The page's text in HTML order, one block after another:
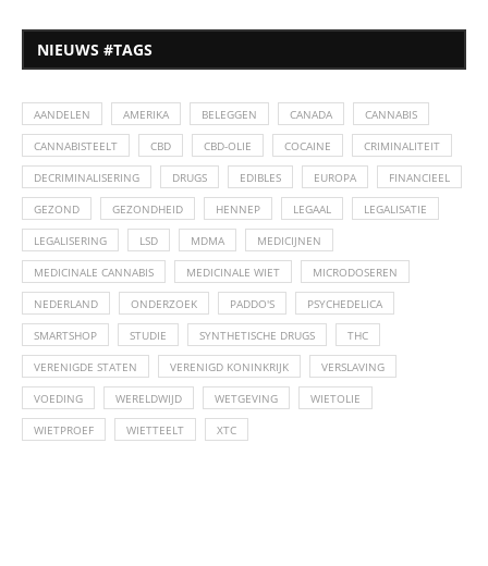
NIEUWS #TAGS
AANDELEN AMERIKA BELEGGEN CANADA CANNABIS
CANNABISTEELT CBD CBD-OLIE COCAINE CRIMINALITEIT
DECRIMINALISERING DRUGS EDIBLES EUROPA FINANCIEEL
GEZOND GEZONDHEID HENNEP LEGAAL LEGALISATIE
LEGALISERING LSD MDMA MEDICIJNEN
MEDICINALE CANNABIS MEDICINALE WIET MICRODOSEREN
NEDERLAND ONDERZOEK PADDO'S PSYCHEDELICA
SMARTSHOP STUDIE SYNTHETISCHE DRUGS THC
VERENIGDE STATEN VERENIGD KONINKRIJK VERSLAVING
VOEDING WERELDWIJD WETGEVING WIETOLIE
WIETPROEF WIETTEELT XTC